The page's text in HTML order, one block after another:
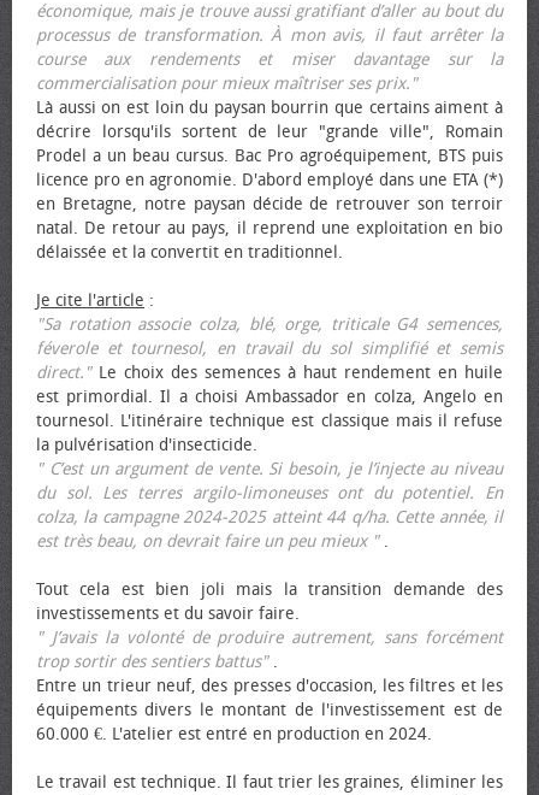
économique, mais je trouve aussi gratifiant d’aller au bout du
processus de transformation. À mon avis, il faut arrêter la
course aux rendements et miser davantage sur la
commercialisation pour mieux maîtriser ses prix."
Là aussi on est loin du paysan bourrin que certains aiment à
décrire lorsqu'ils sortent de leur "grande ville", Romain
Prodel a un beau cursus. Bac Pro agroéquipement, BTS puis
licence pro en agronomie. D'abord employé dans une ETA (*)
en Bretagne, notre paysan décide de retrouver son terroir
natal. De retour au pays, il reprend une exploitation en bio
délaissée et la convertit en traditionnel.
Je cite l'article :
"Sa rotation associe colza, blé, orge, triticale G4 semences,
féverole et tournesol, en travail du sol simplifié et semis
direct."Le choix des semences à haut rendement en huile
est primordial. Il a choisi Ambassador en colza, Angelo en
tournesol. L'itinéraire technique est classique mais il refuse
la pulvérisation d'insecticide.
" C’est un argument de vente. Si besoin, je l’injecte au niveau
du sol. Les terres argilo-limoneuses ont du potentiel. En
colza, la campagne 2024-2025 atteint 44 q/ha. Cette année, il
est très beau, on devrait faire un peu mieux ".
Tout cela est bien joli mais la transition demande des
investissements et du savoir faire.
" J’avais la volonté de produire autrement, sans forcément
trop sortir des sentiers battus".
Entre un trieur neuf, des presses d'occasion, les filtres et les
équipements divers le montant de l'investissement est de
60.000 €. L'atelier est entré en production en 2024.
Le travail est technique. Il faut trier les graines, éliminer les